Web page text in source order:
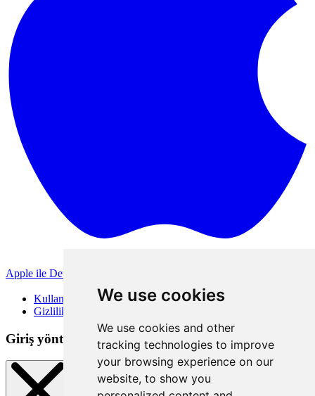
We use cookies
We use cookies and other
tracking technologies to improve
your browsing experience on our
website, to show you
Apple ile Devam Et
Kullanım Koşulları
Gizlilik Politikası
Giriş yöntemleri